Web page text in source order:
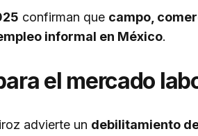
confirman que campo,
informal en México.
el mercado
advierte un debilitamiento